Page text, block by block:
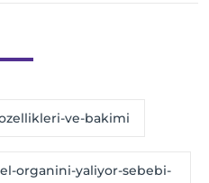
ve-bakimi
organini-yaliyor-sebebi-